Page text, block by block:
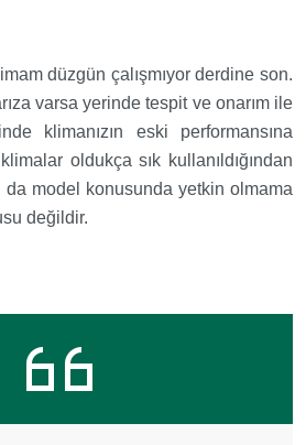
düzgün çalışmıyor derdine son.
varsa yerinde tespit ve onarım ile
klimanızın eski performansına
oldukça sık kullanıldığından
model konusunda yetkin olmama
değildir.